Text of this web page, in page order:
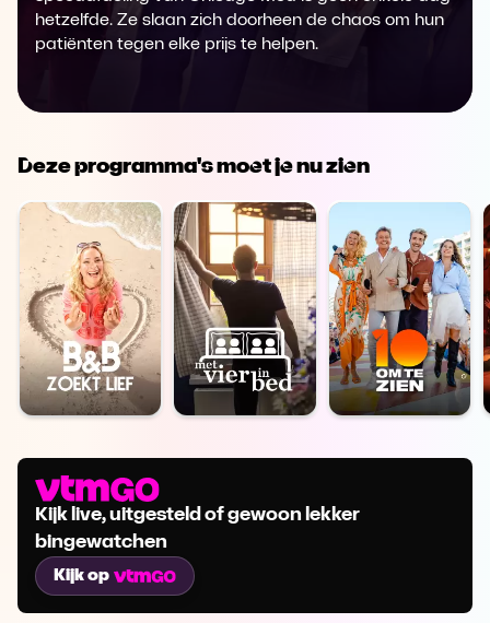
hetzelfde. Ze slaan zich doorheen de chaos om hun
patiënten tegen elke prijs te helpen.
Deze programma's moet je nu zien
Kijk live, uitgesteld of gewoon lekker
bingewatchen
Kijk op